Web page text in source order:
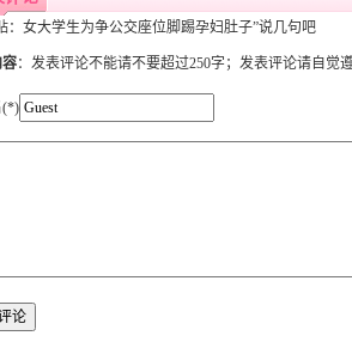
：女大学生为争公交座位脚踢孕妇肚子”说几句吧
：发表评论不能请不要超过250字；发表评论请自觉
(*)